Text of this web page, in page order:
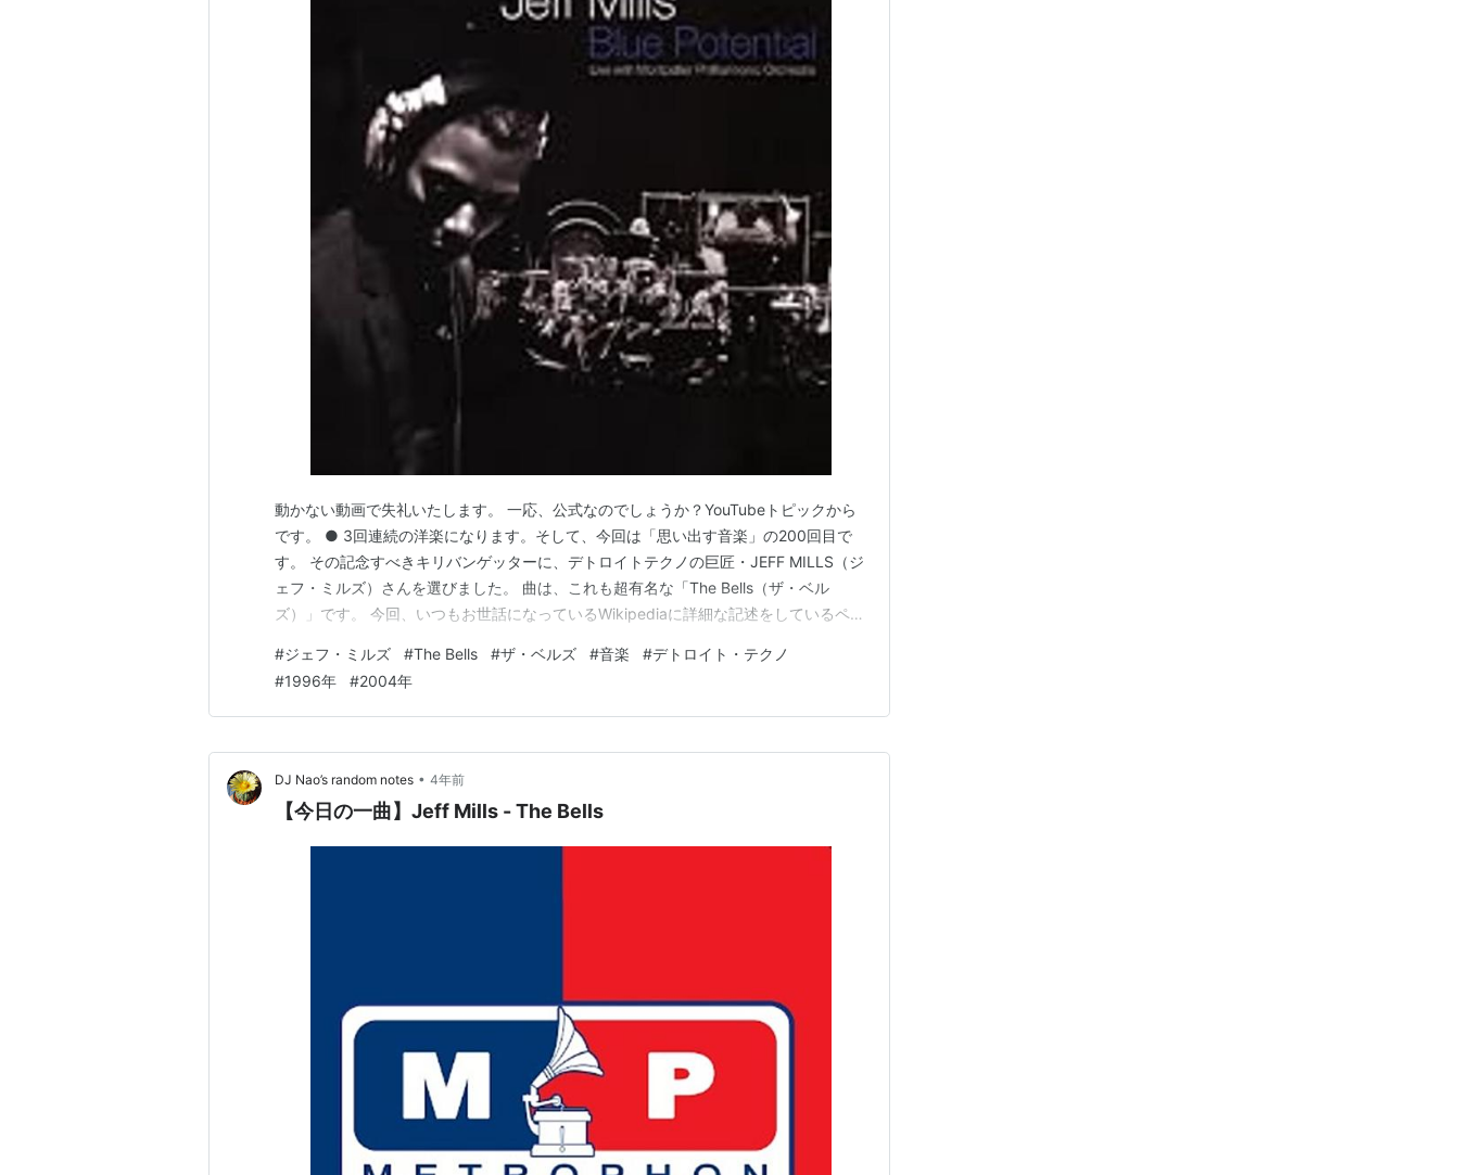
動かない動画で失礼いたします。 一応、公式なのでしょうか？YouTubeトピックから
です。 ● 3回連続の洋楽になります。そして、今回は「思い出す音楽」の200回目で
す。 その記念すべきキリバンゲッターに、デトロイトテクノの巨匠・JEFF MILLS（ジ
ェフ・ミルズ）さんを選びました。 曲は、これも超有名な「The Bells（ザ・ベル
ズ）」です。 今回、いつもお世話になっているWikipediaに詳細な記述をしているペー
後、長きにわたってライブ、イベントで演奏され続けている曲です。 この曲を知った
きっかけは、彼…
#ジェフ・ミルズ #The Bells #ザ・ベルズ #音楽 #デトロイト・テクノ
#1996年 #2004年
DJ Nao’s random notes • 4年前
【今日の一曲】Jeff Mills - The Bells